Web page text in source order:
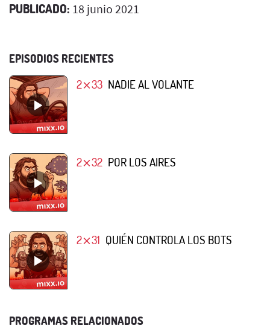
PUBLICADO: 18 junio 2021
EPISODIOS RECIENTES
2⨯33 NADIE AL VOLANTE
2⨯32 POR LOS AIRES
2⨯31 QUIÉN CONTROLA LOS BOTS
PROGRAMAS RELACIONADOS